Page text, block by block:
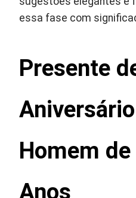
essa fase com
Presente
Homem
Anos